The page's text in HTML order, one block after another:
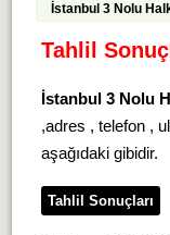
İstanbul 3 Nolu
Tahlil
İstanbul 3 Nolu
,adres , telefon ,
aşağıdaki gibidir.
Tahlil Sonuçları